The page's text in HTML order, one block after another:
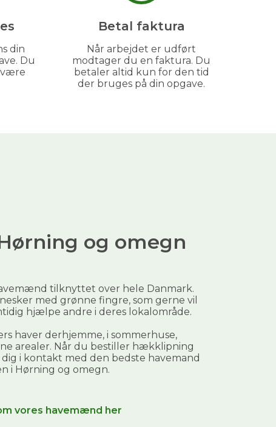
din
Du
være
Betal faktura
Når arbejdet er udført
modtager du en faktura. Du
betaler altid kun for den tid
der bruges på din opgave.
og omegn
tilknyttet over hele Danmark.
med grønne fingre, som gerne vil
hjælpe andre i deres lokalområde.
haver derhjemme, i sommerhuse,
arealer. Når du bestiller hækklipning
i kontakt med den bedste havemand
i Hørning og omegn.
vores havemænd her